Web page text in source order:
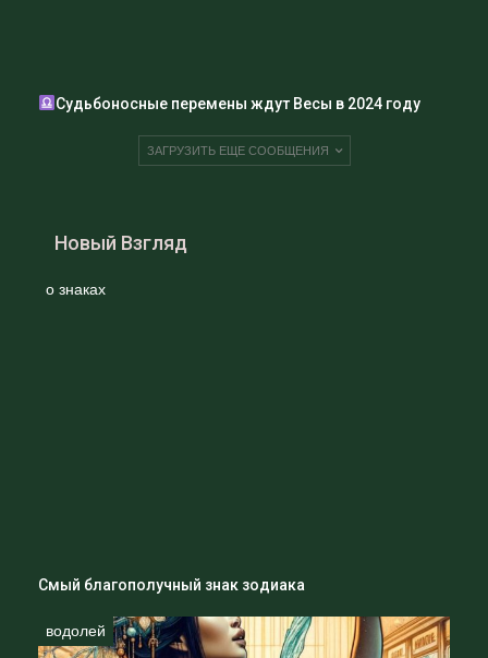
Судьбоносные перемены ждут Весы в 2024 году
ЗАГРУЗИТЬ ЕЩЕ СООБЩЕНИЯ
Новый Взгляд
о знаках
Смый благополучный знак зодиака
водолей